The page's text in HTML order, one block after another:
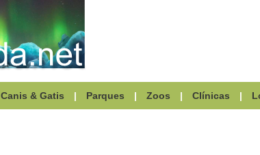
Canis & Gatis | Parques | Zoos | Clínicas |